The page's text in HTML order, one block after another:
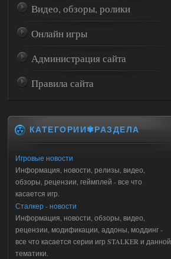
Видео, обзоры, ролики
Онлайн игры
Администрация сайта
Правила сайта
КАТЕГОРИИ✾РАЗДЕЛА
Игровые новости
Информация, новости, релизы, видео,
обзоры, рецензии, геймплей - все что
касается игр.
Сталкер - новости
Информация, новости, обзоры, видео,
рецензии, модификации, аддоны, моддинг -
все что касается серии игр STALKER и данной
тематики.